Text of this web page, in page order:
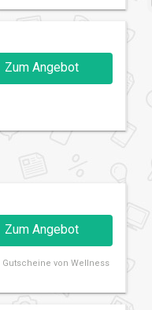
Zum Angebot
Zum Angebot
Gutscheine von Wellness